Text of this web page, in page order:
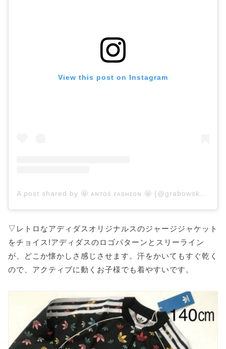
View this post on Instagram
▽レトロなアディダスオリジナルスのジャージジャケット
をチョイス!アディダスのロゴパターンとスリーライン
が、どこか懐かしさ感じさせます。汗をかいてもすぐ乾く
ので、アクティブに動くお子様でも着やすいです。